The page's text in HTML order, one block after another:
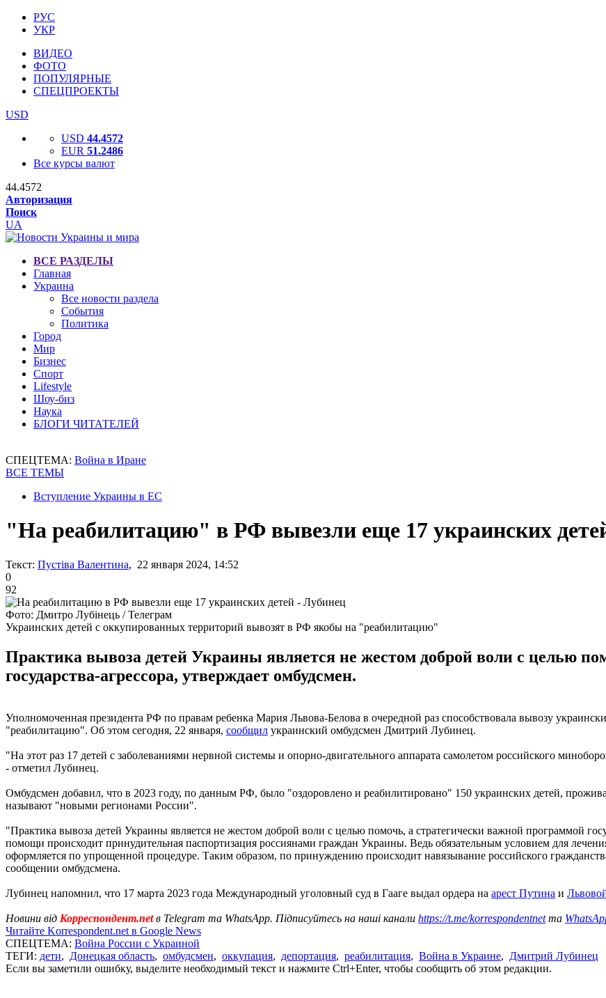
РУС
УКР
ВИДЕО
ФОТО
ПОПУЛЯРНЫЕ
СПЕЦПРОЕКТЫ
USD
USD 44.4572
EUR 51.2486
Все курсы валют
44.4572
Авторизация
Поиск
UA
ВСЕ РАЗДЕЛЫ
Главная
Украина
Все новости раздела
События
Политика
Город
Мир
Бизнес
Спорт
Lifestyle
Шоу-биз
Наука
БЛОГИ ЧИТАТЕЛЕЙ
СПЕЦТЕМА: Война в Иране
ВСЕ ТЕМЫ
Вступление Украины в ЕС
"На реабилитацию" в РФ вывезли еще 17 украинских
Текст: Пустіва Валентина, 22 января 2024, 14:52
0
92
Фото: Дмитро Лубінець / Телеграм
Украинских детей с оккупированных территорий вывозят в РФ якобы на "реабилитацию"
Практика вывоза детей Украины является не жестом доброй воли с целью
государства-агрессора, утверждает омбудсмен.
Уполномоченная президента РФ по правам ребенка Мария Львова-Белова в очередной раз способствовала вывозу
"реабилитацию". Об этом сегодня, 22 января, сообщил украинский омбудсмен Дмитрий Лубинец.
"На этот раз 17 детей с заболеваниями нервной системы и опорно-двигательного аппарата самолетом российского
- отметил Лубинец.
Омбудсмен добавил, что в 2023 году, по данным РФ, было "оздоровлено и реабилитировано" 150 украинских детей,
называют "новыми регионами России".
"Практика вывоза детей Украины является не жестом доброй воли с целью помочь, а стратегически важной программой
помощи происходит принудительная паспортизация россиянами граждан Украины. Ведь обязательным условием для
оформляется по упрощенной процедуре. Таким образом, по принуждению происходит навязывание российского
сообщении омбудсмена.
Лубинец напомнил, что 17 марта 2023 года Международный уголовный суд в Гааге выдал ордера на арест Путина и
Новини від Корреспондент.netв Telegram та WhatsApp. Підписуйтесь на наші канали https://t.me/korrespondentnetта
Читайте Korrespondent.net в Google News
СПЕЦТЕМА: Война России с Украиной
ТЕГИ: дети, Донецкая область, омбудсмен, оккупация, депортация, реабилитация, Война в Украине, Дмитрий Лубинец
Если вы заметили ошибку, выделите необходимый текст и нажмите Ctrl+Enter, чтобы сообщить об этом редакции.